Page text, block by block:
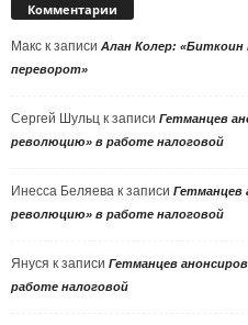
Комментарии
Макс к записи Алан Колер:
переворот»
Сергей Шульц к записи Гетманцев
революцию» в работе налоговой
Инесса Беляева к записи Гетманцев
революцию» в работе налоговой
Януся к записи Гетманцев
работе налоговой